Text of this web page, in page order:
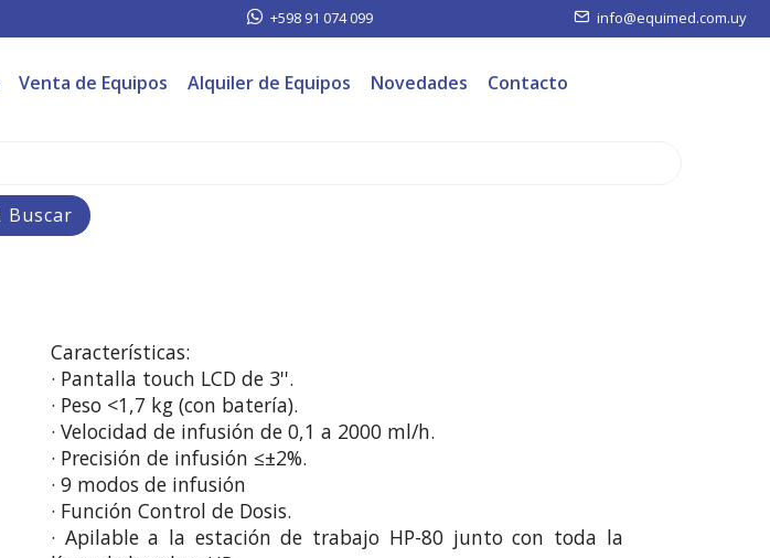
+598 91 074 099 info@equimed.com.uy
Venta de Equipos Alquiler de Equipos Novedades Contacto
Buscar
Características:
· Pantalla touch LCD de 3''.
· Peso <1,7 kg (con batería).
· Velocidad de infusión de 0,1 a 2000 ml/h.
· Precisión de infusión ≤±2%.
· 9 modos de infusión
· Función Control de Dosis.
· Apilable a la estación de trabajo HP-80 junto con toda la